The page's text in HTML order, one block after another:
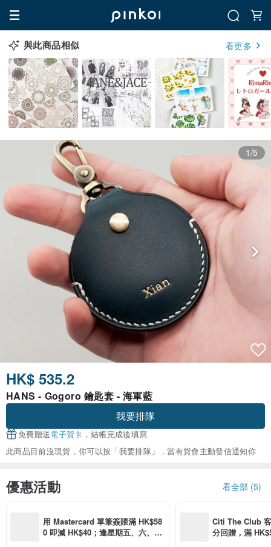
與此商品相似 看更多
1/5
HK$ 535.2
HANS - Gogoro 鑰匙套 - 海軍藍
我要排隊
免費贈送電子賀卡 ，結帳完成後填寫
此商品目前沒現貨，你可以按「我要排隊」，當有貨會主動發信通知你
優惠活動 看全部 (5)
用 Mastercard 單筆簽賬滿 HK$58
0 即減 HK$40；逢星期五、六、日
Citi The Club
分回贈，滿